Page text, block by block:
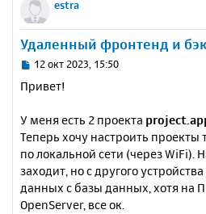
estra
Удаленный фронтенд и
С
о
щ
е
н
е
12 окт 2023, 15:50
Привет!
У меня есть 2 проекта
Теперь хочу настроить проекты
по локальной сети (через WiFi).
заходит, но с другого
данных с базы данных, хотя на
OpenServer, все ок.